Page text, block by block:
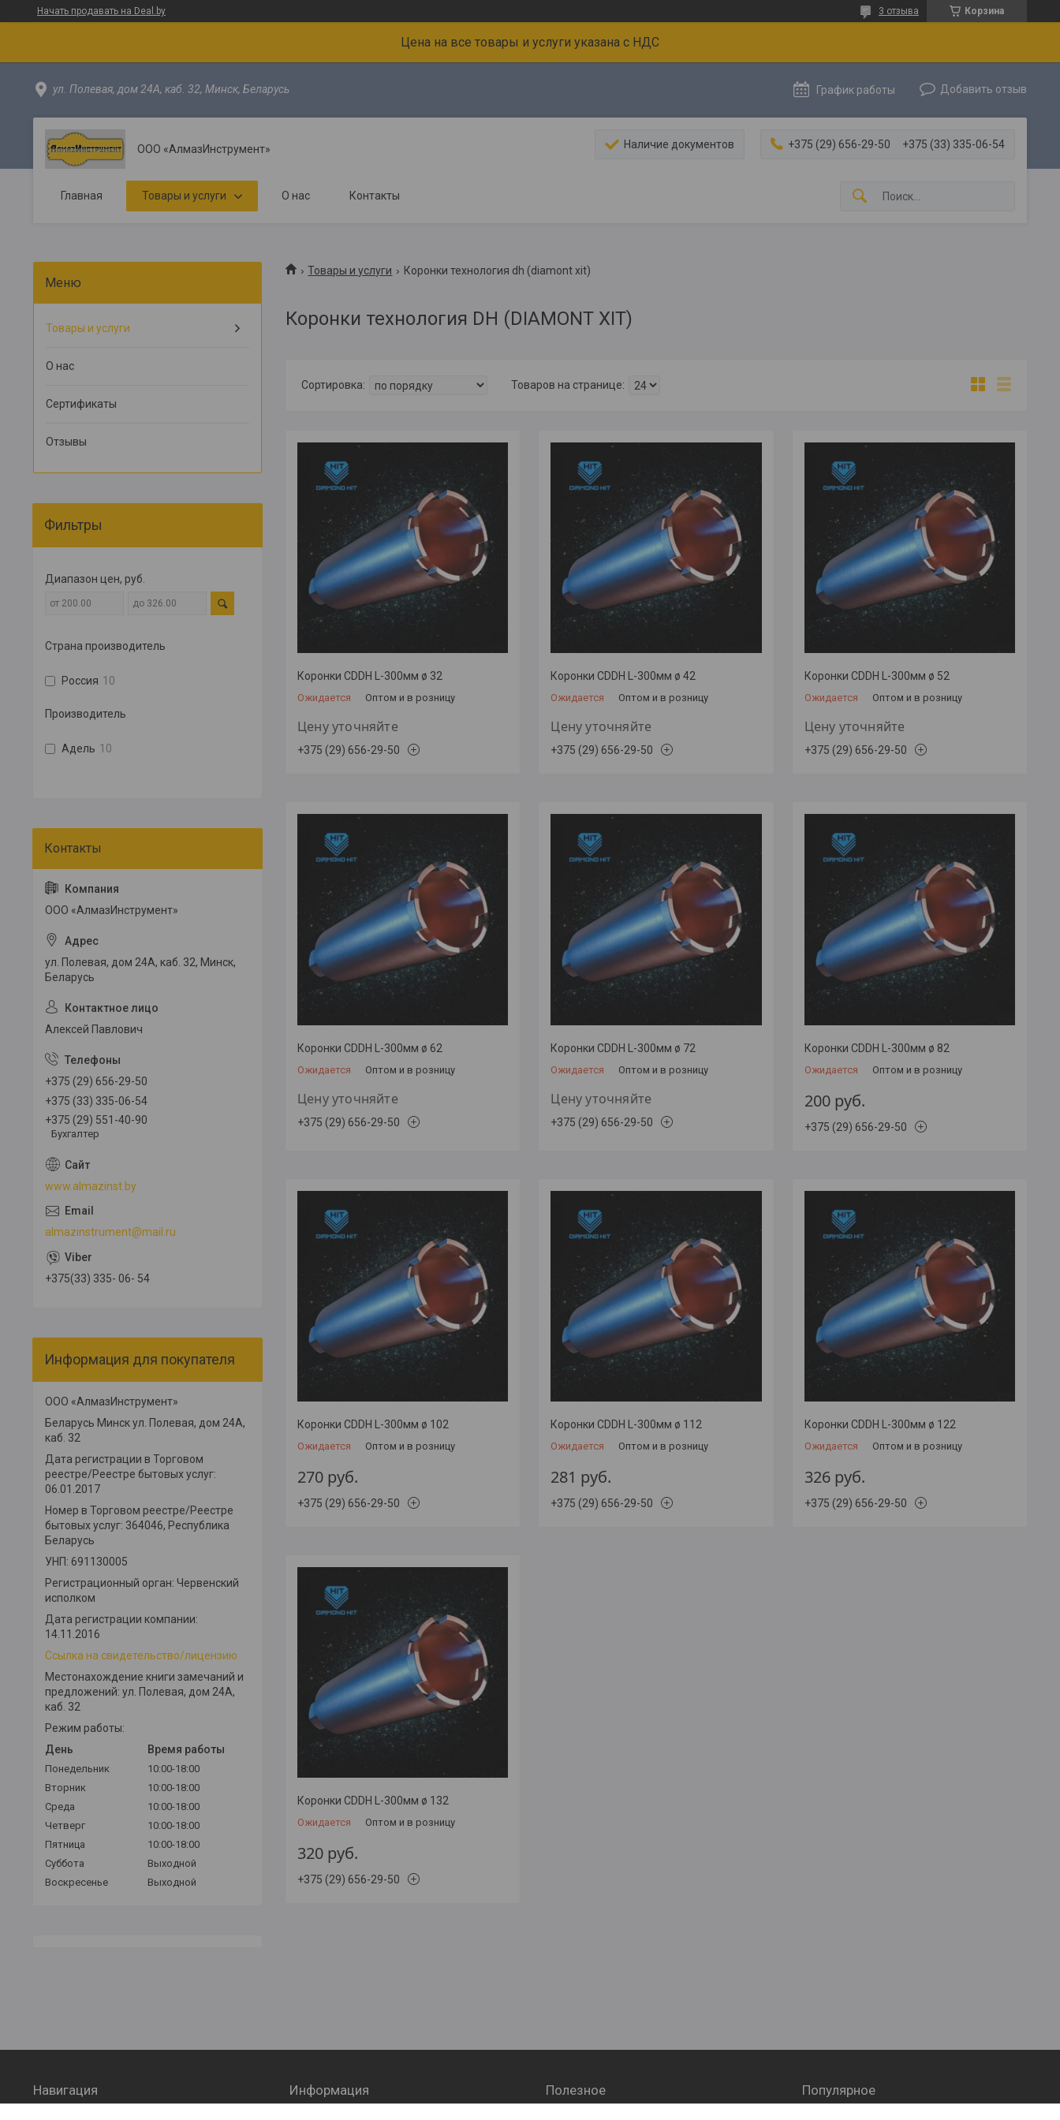
Начать продавать на Deal.by Корзина
3 отзыва
Цена на все товары и услуги указана с НДС
ул. Полевая, дом 24А, каб. 32, Минск, Беларусь График работы Добавить отзыв
ООО «АлмазИнструмент» Наличие документов +375 (29) 656-29-50 +375 (33) 335-06-54
Главная Товары и услуги О нас Контакты
Товары и услуги Коронки технология dh (diamont xit)
Коронки технология DH (DIAMONT XIT)
Коронки CDDH L-300мм ø 32
Ожидается Оптом и в розницу
Цену уточняйте
+375 (29) 656-29-50
Коронки CDDH L-300мм ø 42
Ожидается Оптом и в розницу
Цену уточняйте
+375 (29) 656-29-50
Коронки CDDH L-300мм ø 52
Ожидается Оптом и в розницу
Цену уточняйте
+375 (29) 656-29-50
Коронки CDDH L-300мм ø 62
Ожидается Оптом и в розницу
Цену уточняйте
+375 (29) 656-29-50
Коронки CDDH L-300мм ø 72
Ожидается Оптом и в розницу
Цену уточняйте
+375 (29) 656-29-50
Коронки CDDH L-300мм ø 82
Ожидается Оптом и в розницу
200 руб.
+375 (29) 656-29-50
Коронки CDDH L-300мм ø 102
Ожидается Оптом и в розницу
270 руб.
+375 (29) 656-29-50
Коронки CDDH L-300мм ø 112
Ожидается Оптом и в розницу
281 руб.
+375 (29) 656-29-50
Коронки CDDH L-300мм ø 122
Ожидается Оптом и в розницу
326 руб.
+375 (29) 656-29-50
Коронки CDDH L-300мм ø 132
Ожидается Оптом и в розницу
320 руб.
+375 (29) 656-29-50
Товары и услуги
О нас
Сертификаты
Отзывы
Фильтры
Диапазон цен, руб.
Страна производитель
Россия 10
Производитель
Адель 10
ООО «АлмазИнструмент»
ул. Полевая, дом 24А, каб. 32, Минск,
Беларусь
Алексей Павлович
+375 (29) 656-29-50
+375 (33) 335-06-54
+375 (29) 551-40-90
Бухгалтер
www.almazinst.by
almazinstrument@mail.ru
+375(33) 335- 06- 54
Информация для покупателя
ООО «АлмазИнструмент»
Беларусь Минск ул. Полевая, дом 24А,
каб. 32
Дата регистрации в Торговом
реестре/Реестре бытовых услуг:
06.01.2017
Номер в Торговом реестре/Реестре
бытовых услуг: 364046, Республика
Беларусь
УНП: 691130005
Регистрационный орган: Червенский
исполком
Дата регистрации компании:
14.11.2016
Ссылка на свидетельство/лицензию
Местонахождение книги замечаний и
предложений: ул. Полевая, дом 24А,
каб. 32
Режим работы:
День
Время работы
Понедельник
10:00-18:00
Вторник
10:00-18:00
Среда
10:00-18:00
Четверг
10:00-18:00
Пятница
10:00-18:00
Суббота
Выходной
Воскресенье
Выходной
Навигация Информация Полезное Популярное